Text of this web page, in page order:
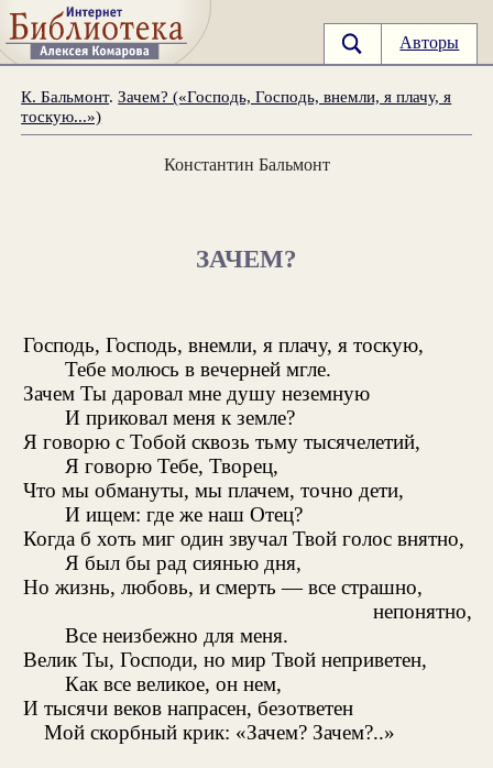
Авторы
К. Бальмонт.Зачем? («Господь, Господь, внемли, я плачу, я
тоскую...»)
Константин Бальмонт
ЗАЧЕМ?
Господь, Господь, внемли, я плачу, я тоскую,
Тебе молюсь в вечерней мгле.
Зачем Ты даровал мне душу неземную
И приковал меня к земле?
Я говорю с Тобой сквозь тьму тысячелетий,
Я говорю Тебе, Творец,
Что мы обмануты, мы плачем, точно дети,
И ищем: где же наш Отец?
Когда б хоть миг один звучал Твой голос внятно,
Я был бы рад сиянью дня,
Но жизнь, любовь, и смерть — все страшно,
непонятно,
Все неизбежно для меня.
Велик Ты, Господи, но мир Твой неприветен,
Как все великое, он нем,
И тысячи веков напрасен, безответен
Мой скорбный крик: «Зачем? Зачем?..»